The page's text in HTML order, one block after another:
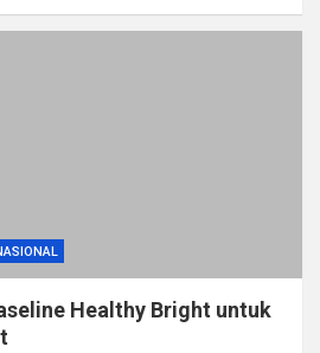
Healthy Bright untuk